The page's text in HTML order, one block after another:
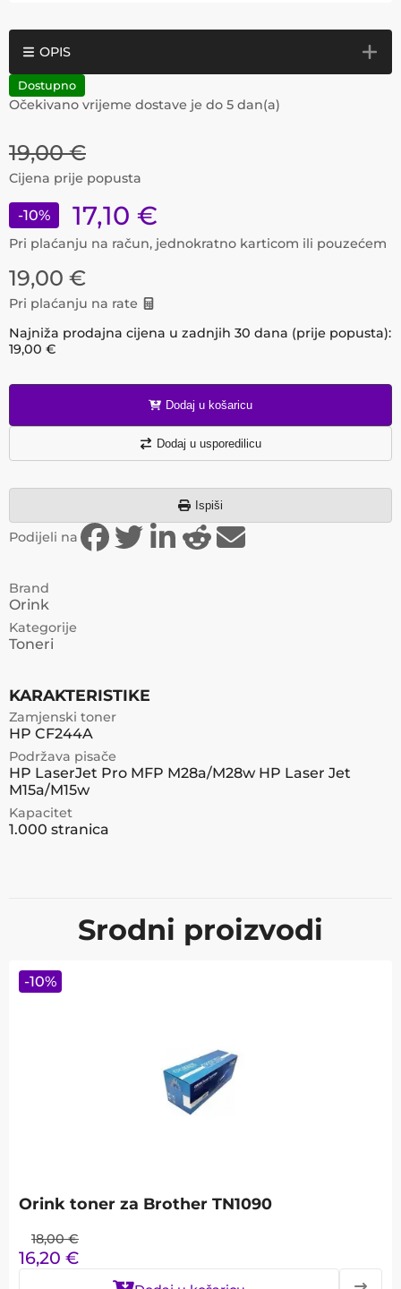
OPIS
Dostupno
Očekivano vrijeme dostave je do 5 dan(a)
19,00 €
Cijena prije popusta
-10% 17,10 €
Pri plaćanju na račun, jednokratno karticom ili pouzećem
19,00 €
Pri plaćanju na rate
Najniža prodajna cijena u zadnjih 30 dana (prije popusta):
19,00 €
Dodaj u košaricu
Dodaj u usporedilicu
Ispiši
Podijeli na
Brand
Orink
Kategorije
Toneri
KARAKTERISTIKE
Zamjenski toner
HP CF244A
Podržava pisače
HP LaserJet Pro MFP M28a/M28w HP Laser Jet
M15a/M15w
Kapacitet
1.000 stranica
Srodni proizvodi
Orink toner za Brother TN1090
18,00 €
16,20 €
-10%